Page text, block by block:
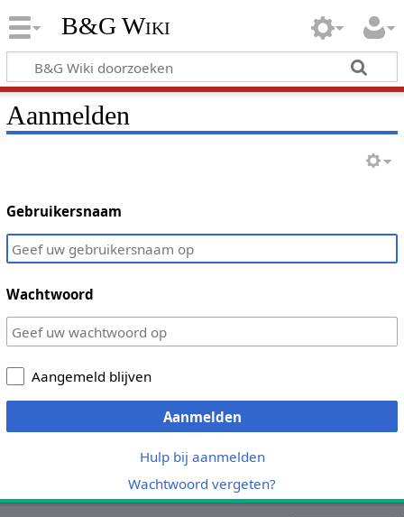
B&G Wiki
Aanmelden
Gebruikersnaam
Wachtwoord
Aangemeld blijven
Aanmelden
Hulp bij aanmelden
Wachtwoord vergeten?